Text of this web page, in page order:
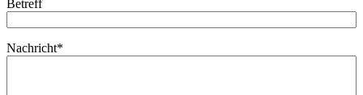
Betreff
Nachricht*